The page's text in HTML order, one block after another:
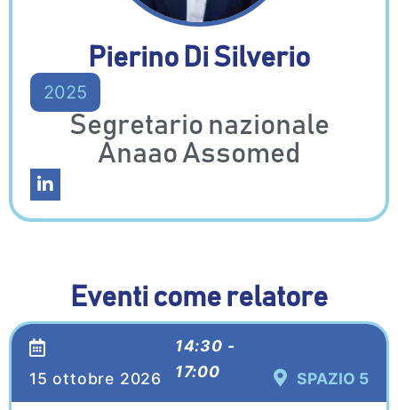
Pierino Di Silverio
2025
Segretario nazionale
Anaao Assomed
Eventi come relatore
15 ottobre 2026
14:30 -
17:00
SPAZIO 5